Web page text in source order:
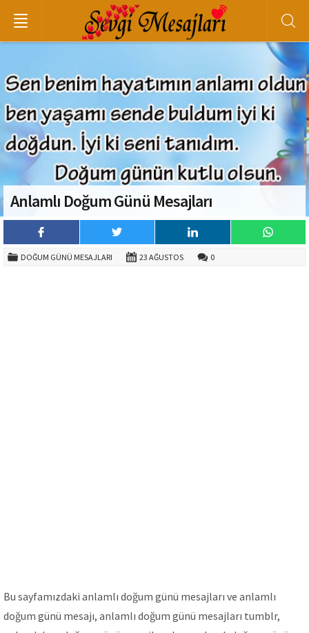
Anlamlı Doğum Günü Mesajları
DOĞUM GÜNÜ MESAJLARI 23 AĞUSTOS 0
Bu sayfamızdaki anlamlı doğum günü mesajları ve anlamlı
doğum günü mesajı, anlamlı doğum günü mesajları tumblr,